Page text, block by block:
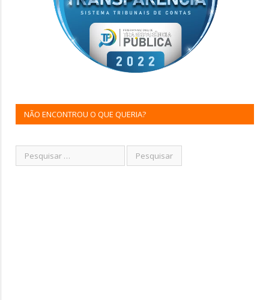
NÃO ENCONTROU O QUE QUERIA?